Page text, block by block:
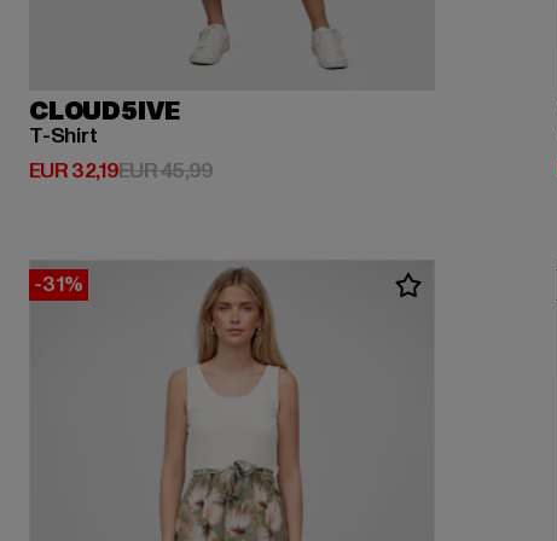
CLOUD5IVE
T-Shirt
EUR 32,19
Derzeitiger Preis: EUR 32,19
EUR 45,99Aktionspreis: EUR 45,99
-31%